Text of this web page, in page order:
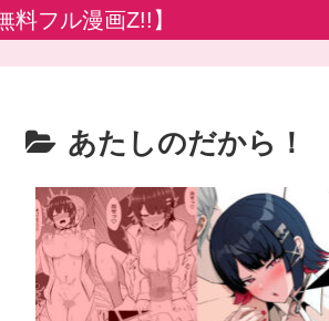
料フル漫画Z!!】
あたしのだから！